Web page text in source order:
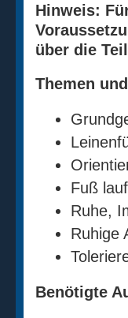
Hinweis:
über die
Themen
Fuß
Ruhe,
Ruhige
Benötigte